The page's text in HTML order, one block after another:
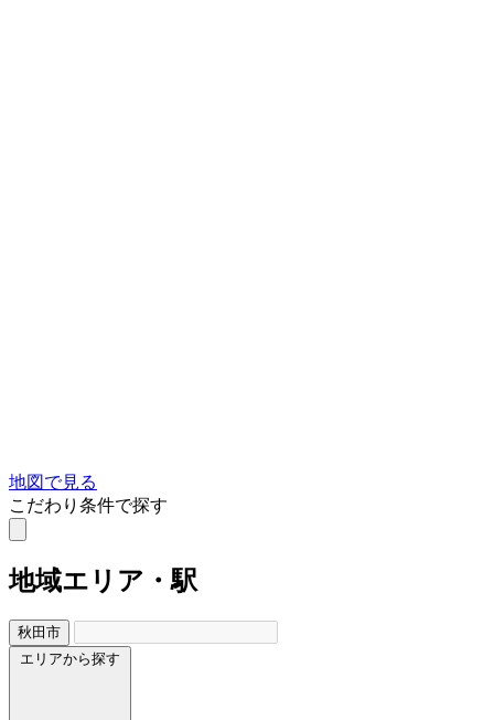
地図で見る
こだわり条件で探す
地域エリア・駅
秋田市
エリアから探す